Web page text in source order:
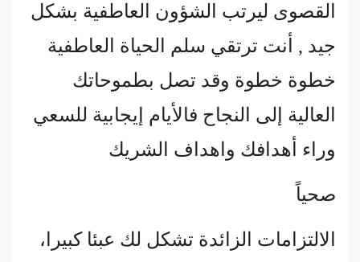
القصوى ليرتب الشؤون العاطفية بشكل
جيد , أنت ترتقي سلم الحياة العاطفية
خطوة خطوة وقد تصل بطموحاتك
العالية إلى النجاح فالأيام إيجابية للسعي
وراء أهدافك واهداف الشريك
صحياً
الالتزامات الزائدة تشكل لك عبئا كبيرا،